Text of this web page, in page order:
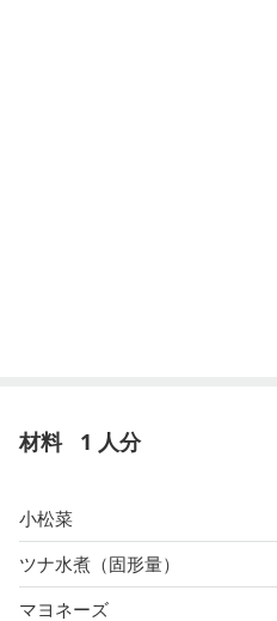
材料 1 人分
小松菜
ツナ水煮（固形量）
マヨネーズ